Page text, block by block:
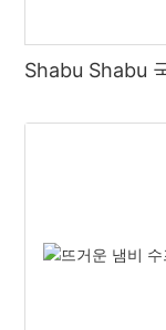
Shabu Shabu